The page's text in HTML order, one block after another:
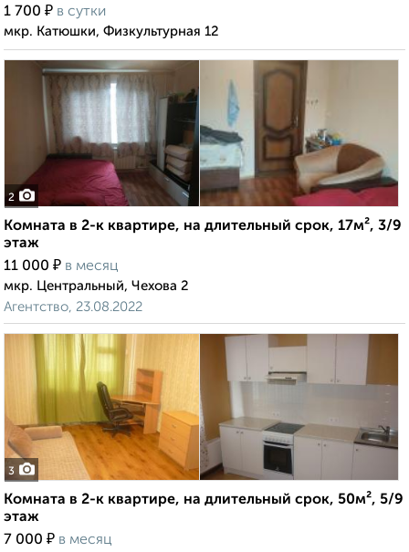
1 700 ₽ в сутки
мкр. Катюшки, Физкультурная 12
2
Комната в 2-к квартире, на длительный срок, 17м², 3/9
этаж
11 000 ₽ в месяц
мкр. Центральный, Чехова 2
Агентство, 23.08.2022
3
Комната в 2-к квартире, на длительный срок, 50м², 5/9
этаж
7 000 ₽ в месяц